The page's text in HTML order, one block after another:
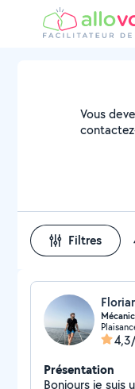
Vous
Filtres
Présentation
Bonjours je suis